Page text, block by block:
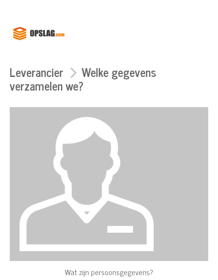
Leverancier Welke gegevens
verzamelen we?
Wat zijn persoonsgegevens?